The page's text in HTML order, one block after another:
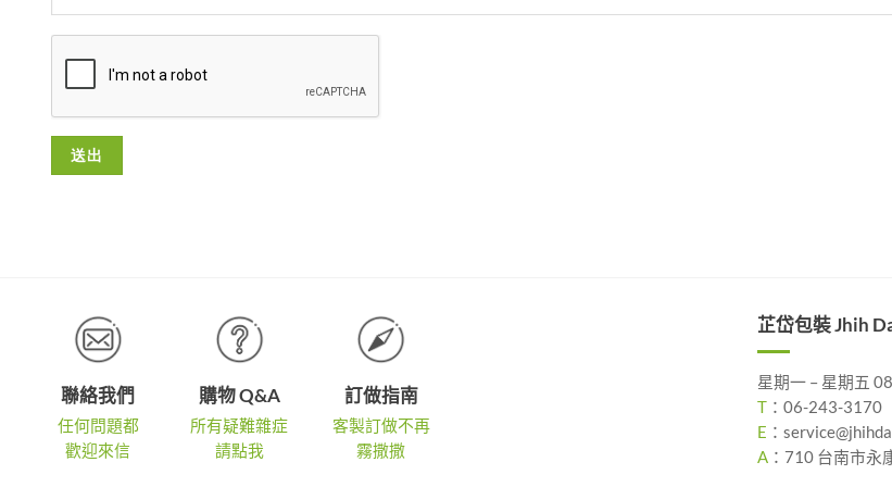
聯絡我們
任何問題都
歡迎來信
購物 Q&A
所有疑難雜症
請點我
訂做指南
客製訂做不再
霧撒撒
芷岱包裝 Jhih
星期一 – 星期五
T： 06-243-3170
E ：
A： 710 台南市永